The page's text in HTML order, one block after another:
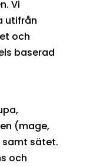
Vi
utifrån
och
baserad
(mage,
sätet.
och